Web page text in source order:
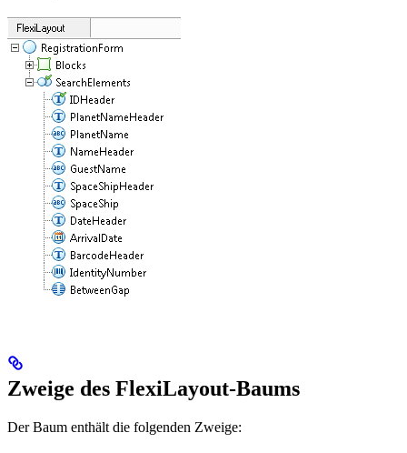
Zweige des FlexiLayout-Baums
Der Baum enthält die folgenden Zweige: